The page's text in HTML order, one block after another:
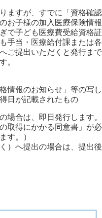
ますが、すでに「資格確認
お子様の加入医療保険情報
で子ども医療費受給資格証
手当・医療給付課または各
ご提出いただくと発行まで
。
情報のお知らせ」等の写し
日が記載されたもの
場合は、即日発行します。
取得にかかる同意書」が必
す。）
）へ提出の場合は、提出後